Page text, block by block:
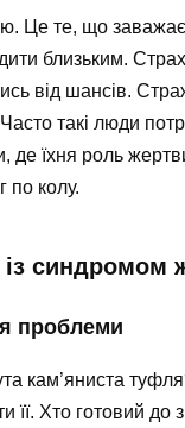
Це те, що
близьким.
від шансів.
такі люди
де їхня роль
по колу.
синдромом
проблеми
кам’яниста
її. Хто готовий до